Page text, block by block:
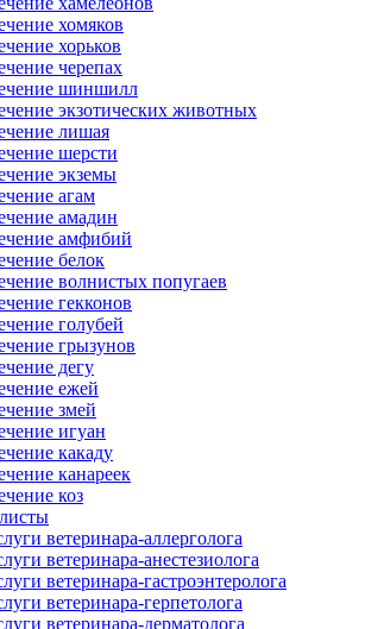
хомяков
хорьков
черепах
шиншилл
экзотических животных
лишая
шерсти
экземы
агам
амадин
амфибий
белок
волнистых попугаев
гекконов
голубей
грызунов
дегу
ежей
змей
игуан
какаду
канареек
коз
ветеринара-аллерголога
ветеринара-анестезиолога
ветеринара-гастроэнтеролога
ветеринара-герпетолога
ветеринара-дерматолога